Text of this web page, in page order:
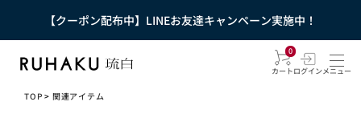
【クーポン配布中】LINEお友達キャンペーン実施中！
0
カートログインメニュー
TOP > 関連アイテム